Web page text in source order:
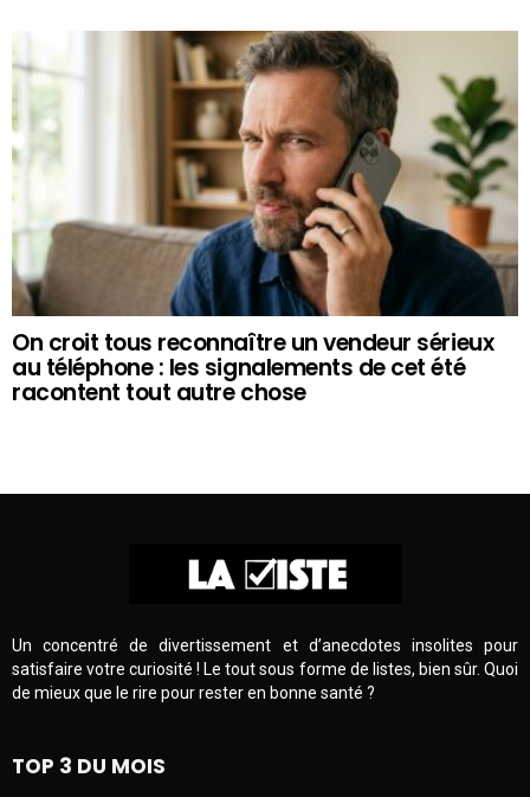
On croit tous reconnaître un vendeur sérieux
au téléphone : les signalements de cet été
racontent tout autre chose
Un concentré de divertissement et d’anecdotes insolites pour
satisfaire votre curiosité ! Le tout sous forme de listes, bien sûr. Quoi
de mieux que le rire pour rester en bonne santé ?
TOP 3 DU MOIS